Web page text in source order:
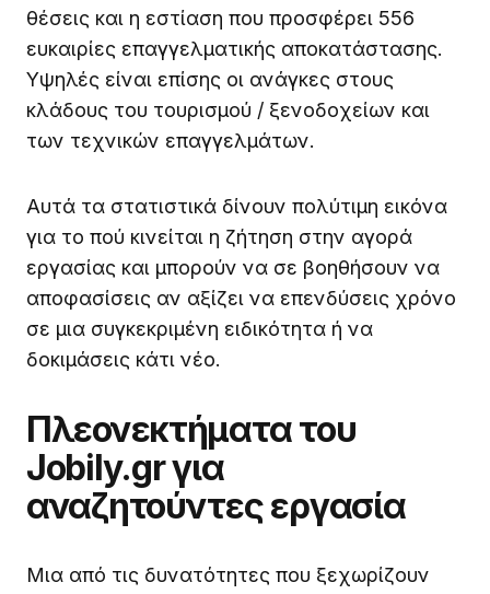
θέσεις και η εστίαση που προσφέρει 556
ευκαιρίες επαγγελματικής αποκατάστασης.
Υψηλές είναι επίσης οι ανάγκες στους
κλάδους του τουρισμού / ξενοδοχείων και
των τεχνικών επαγγελμάτων.
Αυτά τα στατιστικά δίνουν πολύτιμη εικόνα
για το πού κινείται η ζήτηση στην αγορά
εργασίας και μπορούν να σε βοηθήσουν να
αποφασίσεις αν αξίζει να επενδύσεις χρόνο
σε μια συγκεκριμένη ειδικότητα ή να
δοκιμάσεις κάτι νέο.
Πλεονεκτήματα του
Jobily.gr για
αναζητούντες εργασία
Μια από τις δυνατότητες που ξεχωρίζουν